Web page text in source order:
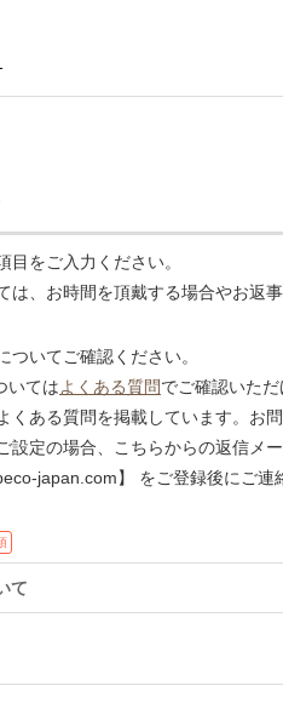
目をご入力ください。
は、お時間を頂戴する場合やお返
ついてご確認ください。
いてはよくある質問でご確認いただ
ある質問を掲載しています。お問
定の場合、こちらからの返信メー
japan.com】 をご登録後にご連
て